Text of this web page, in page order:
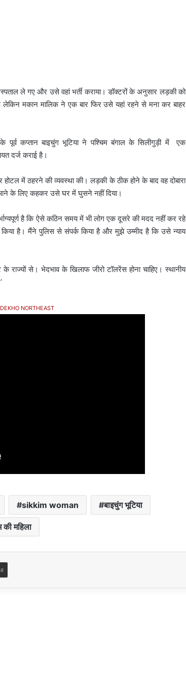
ले गए और उसे वहां भर्ती कराया। डॉक्टरों के अनुसार लड़की को
मकान मालिक ने एक बार फिर उसे यहां रहने से मना कर बाहर
कप्तान बाइचुंग भूटिया ने पश्चिम बंगाल के सिलीगुड़ी में एक
दर्ज कराई है।
में ठहरने की व्यवस्था की। लड़की के ठीक होने के बाद वह दोबारा
के लिए कहकर उसे घर में घुसने नहीं दिया।
है कि ऐसे कठिन समय में भी लोग एक दूसरे की मदद नहीं कर रहे
है। मैंने पुलिस से संपर्क किया है और मुझे उम्मीद है कि उसे न्याय
राज्यों से। भेदभाव के खिलाफ जीरो टॉलरेंस होना चाहिए। स्थानीय
NORTHEAST
sikkim woman बाइचुंग भूटिया
की महिला